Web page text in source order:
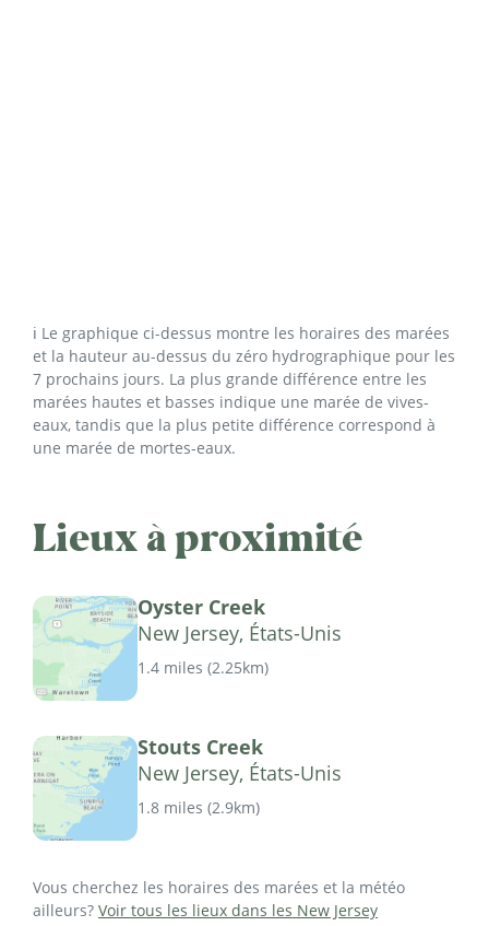
ℹ️ Le graphique ci-dessus montre les horaires des marées
et la hauteur au-dessus du zéro hydrographique pour les
7 prochains jours. La plus grande différence entre les
marées hautes et basses indique une marée de vives-
eaux, tandis que la plus petite différence correspond à
une marée de mortes-eaux.
Lieux à proximité
Oyster Creek
New Jersey, États-Unis
1.4 miles (2.25km)
Stouts Creek
New Jersey, États-Unis
1.8 miles (2.9km)
Vous cherchez les horaires des marées et la météo
ailleurs? Voir tous les lieux dans les New Jersey